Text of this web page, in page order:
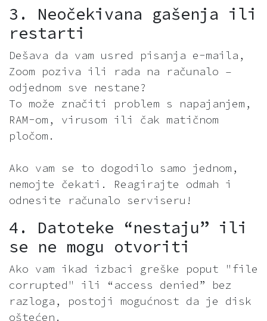
3. Neočekivana gašenja ili
restarti
Dešava da vam usred pisanja e-maila,
Zoom poziva ili rada na računalo –
odjednom sve nestane?
To može značiti problem s napajanjem,
RAM-om, virusom ili čak matičnom
pločom.
Ako vam se to dogodilo samo jednom,
nemojte čekati. Reagirajte odmah i
odnesite računalo serviseru!
4. Datoteke “nestaju” ili
se ne mogu otvoriti
Ako vam ikad izbaci greške poput "file
corrupted" ili “access denied” bez
razloga, postoji mogućnost da je disk
oštećen.